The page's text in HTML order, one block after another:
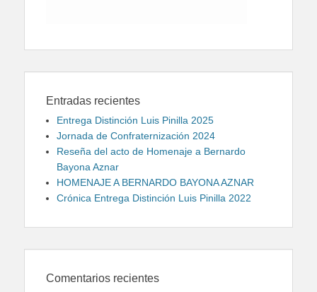
Entradas recientes
Entrega Distinción Luis Pinilla 2025
Jornada de Confraternización 2024
Reseña del acto de Homenaje a Bernardo
Bayona Aznar
HOMENAJE A BERNARDO BAYONA AZNAR
Crónica Entrega Distinción Luis Pinilla 2022
Comentarios recientes